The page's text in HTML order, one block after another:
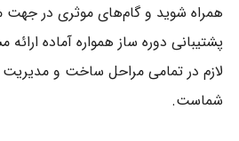
همراه شوید و گام‌های موثری در جهت
پشتیبانی دوره ساز همواره آماده
لازم در تمامی مراحل ساخت و
شماست.